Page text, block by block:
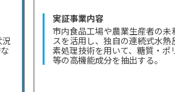
実証事業内容
市内食品工場や農業生産者の未
スを活用し、独自の連続式水熱
素処理技術を用いて、糖質・ポ
等の高機能成分を抽出する。